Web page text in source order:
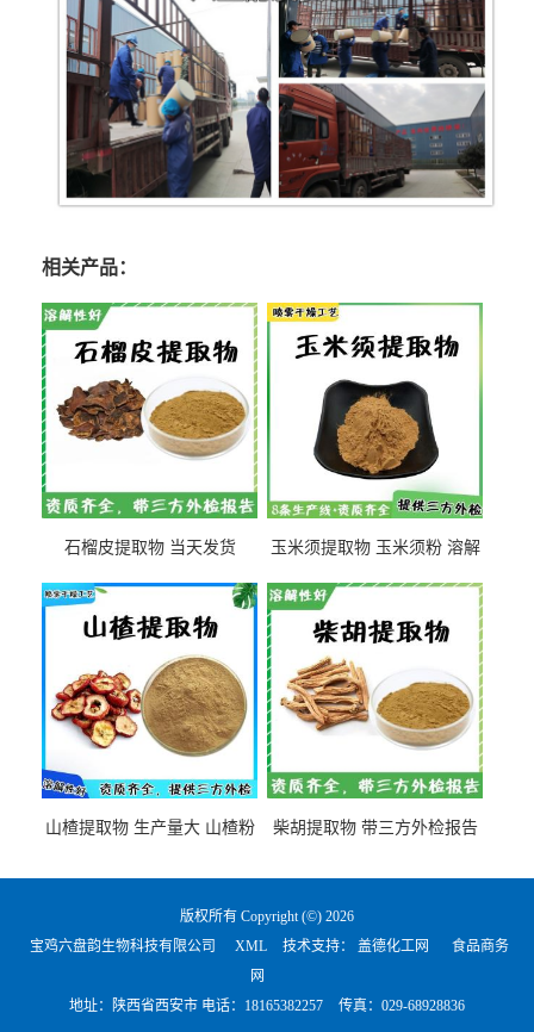
相关产品：
石榴皮提取物 当天发货
玉米须提取物 玉米须粉 溶解
山楂提取物 生产量大 山楂粉 柴胡提取物 带三方外检报告
版权所有 Copyright (©) 2026
宝鸡六盘韵生物科技有限公司
XML 技术支持： 盖德化工网
食品商务
网
地址：陕西省西安市 电话： 18165382257 传真：029-68928836